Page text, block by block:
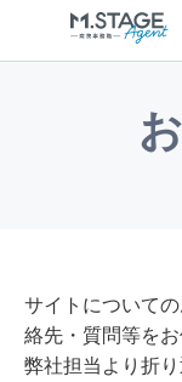
サイトについて
絡先・質問等をお
弊社担当より折